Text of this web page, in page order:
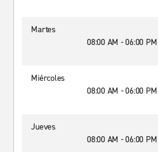
Martes
08:00 AM - 06:00 PM
Miércoles
08:00 AM - 06:00 PM
Jueves
08:00 AM - 06:00 PM